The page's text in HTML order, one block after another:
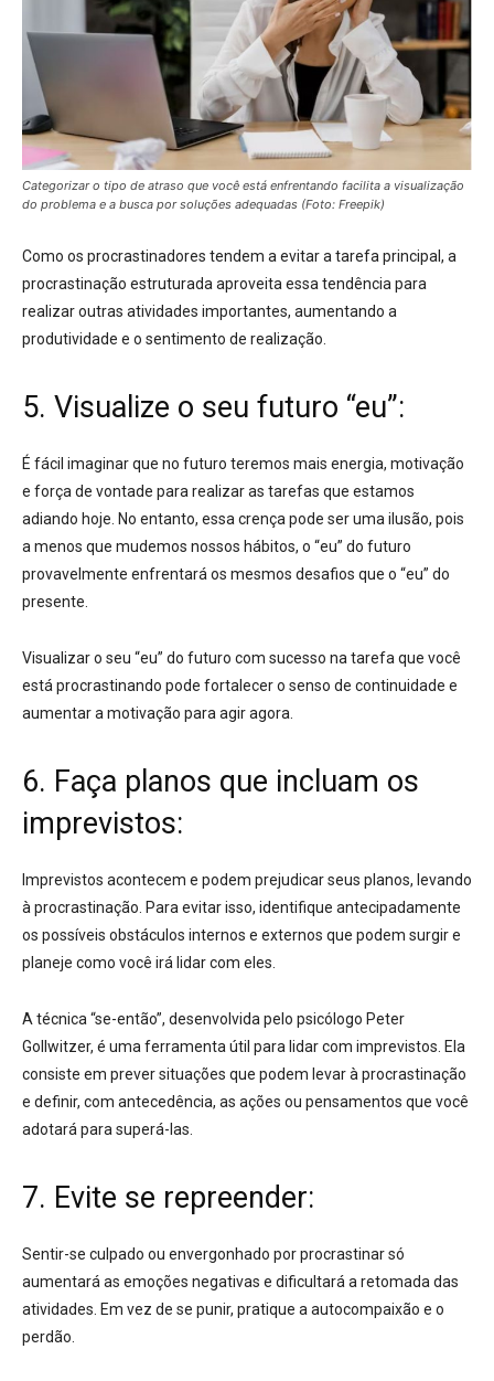
Categorizar o tipo de atraso que você está enfrentando facilita a visualização
do problema e a busca por soluções adequadas (Foto: Freepik)
Como os procrastinadores tendem a evitar a tarefa principal, a
procrastinação estruturada aproveita essa tendência para
realizar outras atividades importantes, aumentando a
produtividade e o sentimento de realização.
5. Visualize o seu futuro “eu”:
É fácil imaginar que no futuro teremos mais energia, motivação
e força de vontade para realizar as tarefas que estamos
adiando hoje. No entanto, essa crença pode ser uma ilusão, pois
a menos que mudemos nossos hábitos, o “eu” do futuro
provavelmente enfrentará os mesmos desafios que o “eu” do
presente.
Visualizar o seu “eu” do futuro com sucesso na tarefa que você
está procrastinando pode fortalecer o senso de continuidade e
aumentar a motivação para agir agora.
6. Faça planos que incluam os
imprevistos:
Imprevistos acontecem e podem prejudicar seus planos, levando
à procrastinação. Para evitar isso, identifique antecipadamente
os possíveis obstáculos internos e externos que podem surgir e
planeje como você irá lidar com eles.
A técnica “se-então”, desenvolvida pelo psicólogo Peter
Gollwitzer, é uma ferramenta útil para lidar com imprevistos. Ela
consiste em prever situações que podem levar à procrastinação
e definir, com antecedência, as ações ou pensamentos que você
adotará para superá-las.
7. Evite se repreender:
Sentir-se culpado ou envergonhado por procrastinar só
aumentará as emoções negativas e dificultará a retomada das
atividades. Em vez de se punir, pratique a autocompaixão e o
perdão.